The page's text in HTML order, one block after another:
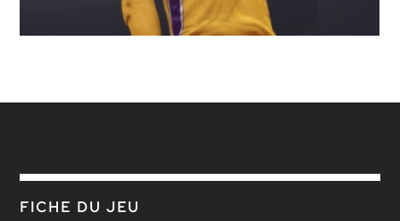
FICHE DU JEU